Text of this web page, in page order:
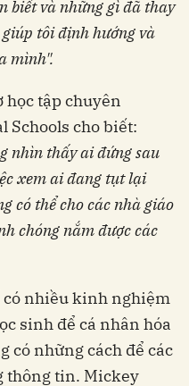
biết và những gì đã thay
tôi định hướng và
mình".
học tập chuyên
Schools cho biết:
nhìn thấy ai đứng sau
xem ai đang tụt lại
có thể cho các nhà giáo
chóng nắm được các
có nhiều kinh nghiệm
sinh để cá nhân hóa
có những cách để các
thông tin. Mickey